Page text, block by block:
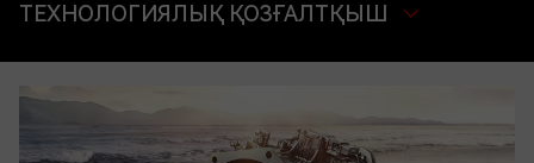
ТЕХНОЛОГИЯЛЫҚ ҚОЗҒАЛТҚЫШ